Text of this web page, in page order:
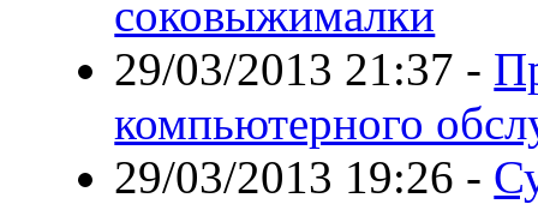
соковыжималки
29/03/2013 21:37 -
компьютерного
29/03/2013 19:26 -